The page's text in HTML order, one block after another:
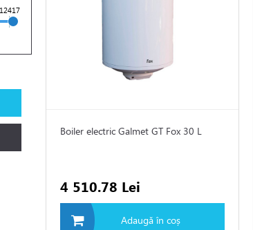
12417
Boiler electric Galmet GT Fox 30 L
4 510.78 Lei
Adaugă în coș